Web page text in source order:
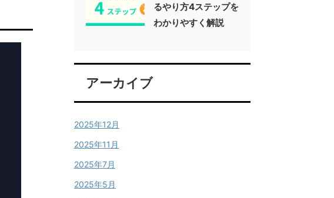
るやり方4ステップを
わかりやすく解説
アーカイブ
2025年12月
2025年11月
2025年7月
2025年5月